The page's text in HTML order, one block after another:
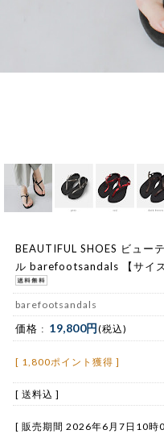
BEAUTIFUL SHOES ビュー
ル barefootsandals 【サイ
barefootsandals
価格 : 19,800円(税込)
[ 1,800ポイント獲得 ]
[ 送料込 ]
[ 販売期間 2026年6月7日10時